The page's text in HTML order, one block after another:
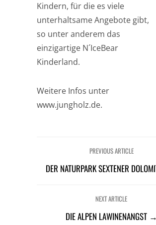
Kindern, für die es viele
unterhaltsame Angebote gibt,
so unter anderem das
einzigartige N´IceBear
Kinderland.
Weitere Infos unter
www.jungholz.de.
PREVIOUS ARTICLE
DER NATURPARK SEXTENER
NEXT ARTICLE
DIE ALPEN LAWINENANGST →